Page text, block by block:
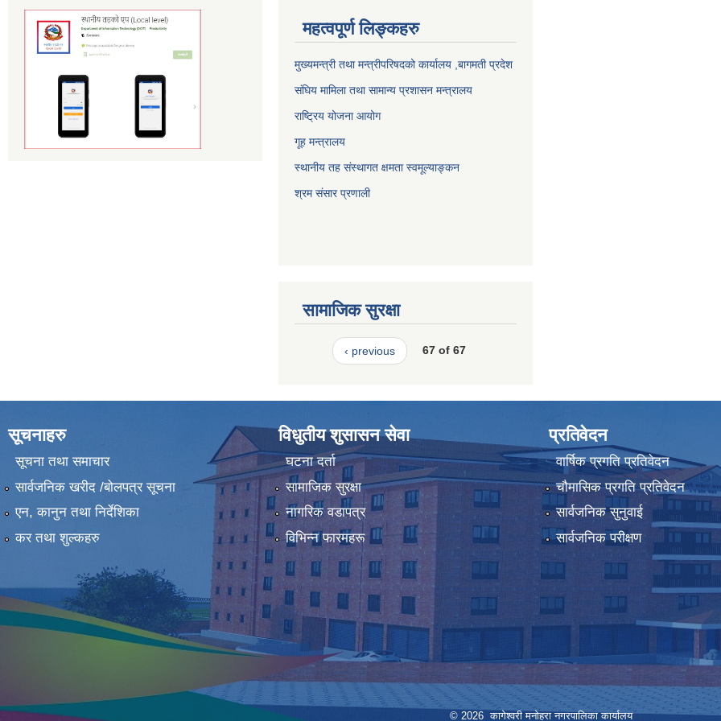
महत्वपूर्ण लिङ्कहरु
मुख्यमन्त्री तथा मन्त्रीपरिषदको कार्यालय ,बागमती प्रदेश
संघिय मामिला तथा सामान्य प्रशासन मन्त्रालय
राष्ट्रिय योजना आयोग
गूह मन्त्रालय
स्थानीय तह संस्थागत क्षमता स्वमूल्याङ्कन
श्रम संसार प्रणाली
सामाजिक सुरक्षा
‹ previous 67 of 67
सूचनाहरु
सूचना तथा समाचार
सार्वजनिक खरीद /बोलपत्र सूचना
एन, कानुन तथा निर्देशिका
कर तथा शुल्कहरु
विधुतीय शुसासन सेवा
घटना दर्ता
सामाजिक सुरक्षा
नागरिक वडापत्र
विभिन्न फारमहरू
प्रतिवेदन
वार्षिक प्रगति प्रतिवेदन
चौमासिक प्रगति प्रतिवेदन
सार्वजनिक सुनुवाई
सार्वजनिक परीक्षण
© 2026 कागेश्वरी मनोहरा नगरपालिका कार्यालय